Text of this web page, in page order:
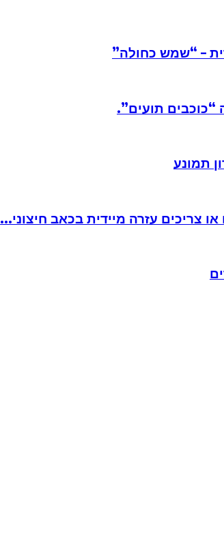
– “שמש כחולה”
“כוכבים תועים”.
תמונע
צריכים עזרה מיידית בכאב חיצוני...